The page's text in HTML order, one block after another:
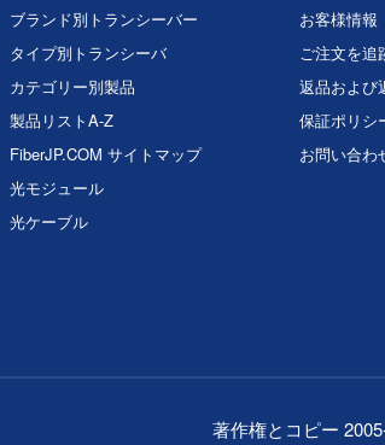
ブランド別トランシーバー
タイプ別トランシーバ
カテゴリー別製品
製品リストA-Z
FiberJP.COM サイトマップ
光モジュール
光ケーブル
お客様情報
ご注文を追
返品および
保証ポリシ
お問い合わ
著作権とコピー